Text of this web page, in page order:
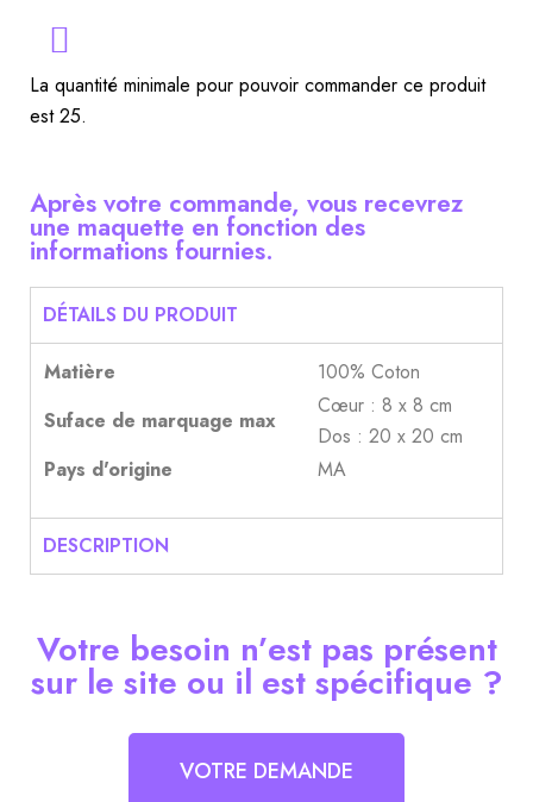
La quantité minimale pour pouvoir commander ce produit
est 25.
Après votre commande, vous recevrez
une maquette en fonction des
informations fournies.
DÉTAILS DU PRODUIT
Matière
100% Coton
Suface de marquage max
Cœur : 8 x 8 cm
Dos : 20 x 20 cm
Pays d'origine
MA
DESCRIPTION
Votre besoin n’est pas présent
sur le site ou il est spécifique ?
VOTRE DEMANDE